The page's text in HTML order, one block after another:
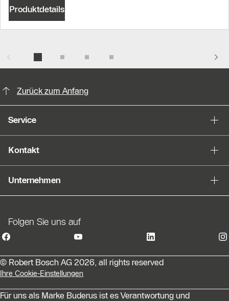
Produktdetails
Zurück zum Anfang
Service
Kontakt
Unternehmen
Folgen Sie uns auf
© Robert Bosch AG 2026, all rights reserved
Ihre Cookie-Einstellungen
Für uns als Marke Buderus ist es Verantwortung und